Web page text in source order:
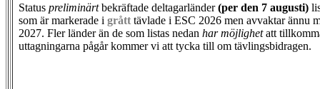
Status preliminärtbekräftade deltagarländer(per den 7 augusti)
som är markerade i grått tävlade i ESC 2026 men avvaktar ännu
2027. Fler länder än de som listas nedan har möjlighetatt
uttagningarna pågår kommer vi att tycka till om tävlingsbidragen.